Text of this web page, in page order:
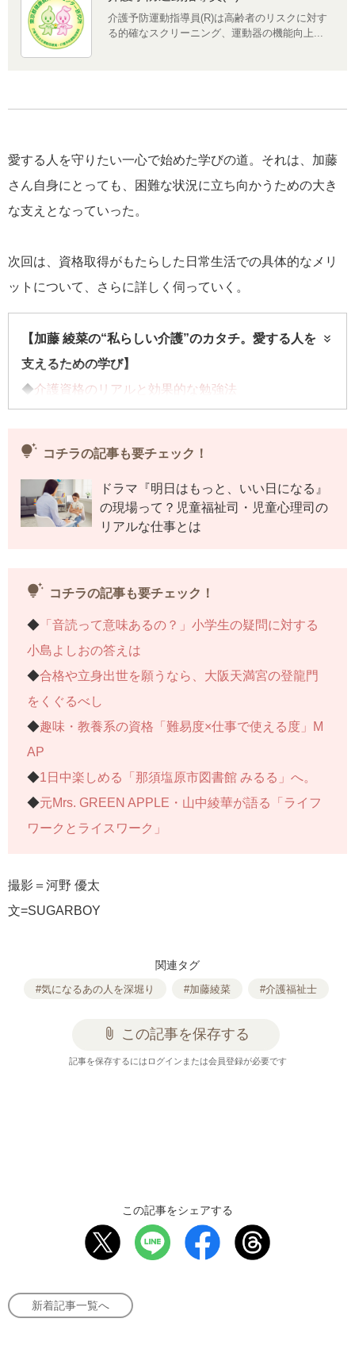
介護予防運動指導員(R)は高齢者のリスクに対す
る的確なスクリーニング、運動器の機能向上...
愛する人を守りたい一心で始めた学びの道。それは、加藤
さん自身にとっても、困難な状況に立ち向かうための大き
な支えとなっていった。
次回は、資格取得がもたらした日常生活での具体的なメリ
ットについて、さらに詳しく伺っていく。
【加藤 綾菜の“私らしい介護”のカタチ。愛する人を
支えるための学び】
◆介護資格のリアルと効果的な勉強法
今回はコチラ
加藤綾菜が伝授する“ゆる介護学”
◆バッシングと介護疲れを乗り越えて。強くなれたワ
連載記事一覧へ>>
tips_and_updates コチラの記事も要チェック！
ドラマ『明日はもっと、いい日になる』
の現場って？児童福祉司・児童心理司の
リアルな仕事とは
tips_and_updates コチラの記事も要チェック！
◆ 「音読って意味あるの？」小学生の疑問に対する
小島よしおの答えは
◆合格や立身出世を願うなら、大阪天満宮の登龍門
をくぐるべし
◆趣味・教養系の資格「難易度×仕事で使える度」M
AP
◆1日中楽しめる「那須塩原市図書館 みるる」へ。
◆元Mrs. GREEN APPLE・山中綾華が語る「ライフ
ワークとライスワーク」
撮影＝河野 優太
文=SUGARBOY
関連タグ
#気になるあの人を深堀り #加藤綾菜 #介護福祉士
attach_file この記事を保存する
記事を保存するにはログインまたは会員登録が必要です
この記事をシェアする
新着記事一覧へ